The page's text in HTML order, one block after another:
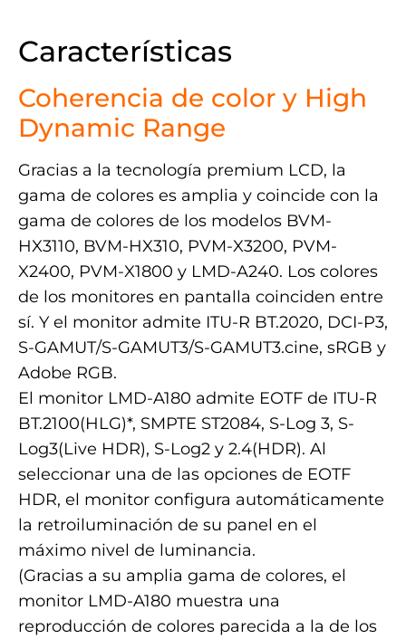
Características
Coherencia de color y High
Dynamic Range
Gracias a la tecnología premium LCD, la
gama de colores es amplia y coincide con la
gama de colores de los modelos BVM-
HX3110, BVM-HX310, PVM-X3200, PVM-
X2400, PVM-X1800 y LMD-A240. Los colores
de los monitores en pantalla coinciden entre
sí. Y el monitor admite ITU-R BT.2020, DCI-P3,
S-GAMUT/S-GAMUT3/S-GAMUT3.cine, sRGB y
Adobe RGB.
El monitor LMD-A180 admite EOTF de ITU-R
BT.2100(HLG)*, SMPTE ST2084, S-Log 3, S-
Log3(Live HDR), S-Log2 y 2.4(HDR). Al
seleccionar una de las opciones de EOTF
HDR, el monitor configura automáticamente
la retroiluminación de su panel en el
máximo nivel de luminancia.
(Gracias a su amplia gama de colores, el
monitor LMD-A180 muestra una
reproducción de colores parecida a la de los